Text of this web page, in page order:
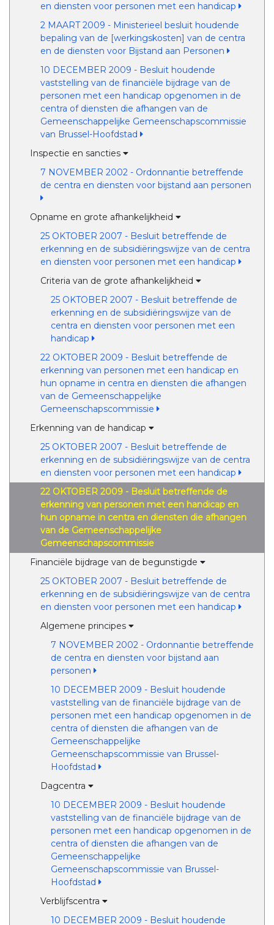
en diensten voor personen met een handicap
2 MAART 2009 - Ministerieel besluit houdende
bepaling van de [werkingskosten] van de centra
en de diensten voor Bijstand aan Personen
10 DECEMBER 2009 - Besluit houdende
vaststelling van de financiële bijdrage van de
personen met een handicap opgenomen in de
centra of diensten die afhangen van de
Gemeenschappelijke Gemeenschapscommissie
van Brussel-Hoofdstad
Inspectie en sancties
7 NOVEMBER 2002 - Ordonnantie betreffende
de centra en diensten voor bijstand aan personen
Opname en grote afhankelijkheid
25 OKTOBER 2007 - Besluit betreffende de
erkenning en de subsidiëringswijze van de centra
en diensten voor personen met een handicap
Criteria van de grote afhankelijkheid
25 OKTOBER 2007 - Besluit betreffende de
erkenning en de subsidiëringswijze van de
centra en diensten voor personen met een
handicap
22 OKTOBER 2009 - Besluit betreffende de
erkenning van personen met een handicap en
hun opname in centra en diensten die afhangen
van de Gemeenschappelijke
Gemeenschapscommissie
Erkenning van de handicap
25 OKTOBER 2007 - Besluit betreffende de
erkenning en de subsidiëringswijze van de centra
en diensten voor personen met een handicap
22 OKTOBER 2009 - Besluit betreffende de
erkenning van personen met een handicap en
hun opname in centra en diensten die afhangen
van de Gemeenschappelijke
Gemeenschapscommissie
Financiële bijdrage van de begunstigde
25 OKTOBER 2007 - Besluit betreffende de
erkenning en de subsidiëringswijze van de centra
en diensten voor personen met een handicap
Algemene principes
7 NOVEMBER 2002 - Ordonnantie betreffende
de centra en diensten voor bijstand aan
personen
10 DECEMBER 2009 - Besluit houdende
vaststelling van de financiële bijdrage van de
personen met een handicap opgenomen in de
centra of diensten die afhangen van de
Gemeenschappelijke
Gemeenschapscommissie van Brussel-
Hoofdstad
Dagcentra
10 DECEMBER 2009 - Besluit houdende
vaststelling van de financiële bijdrage van de
personen met een handicap opgenomen in de
centra of diensten die afhangen van de
Gemeenschappelijke
Gemeenschapscommissie van Brussel-
Hoofdstad
Verblijfscentra
10 DECEMBER 2009 - Besluit houdende